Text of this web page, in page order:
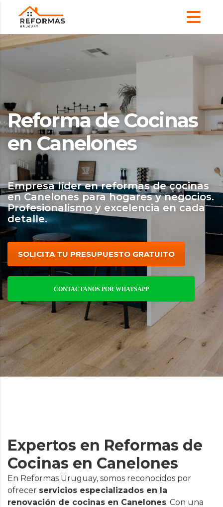
Reforma de Cocinas
en Canelones
Empresa líder en reformas de cocinas
en Canelones para hogares y negocios.
Profesionalismo y excelencia en cada
detalle.
SOLICITA TU PRESUPUESTO GRATUITO
CONTACTANOS POR WHATSAPP
Expertos en Reformas de
Cocinas en Canelones
En Reformas Uruguay, somos reconocidos por
ofrecer servicios especializados en la
renovación de cocinas en Canelones. Con una